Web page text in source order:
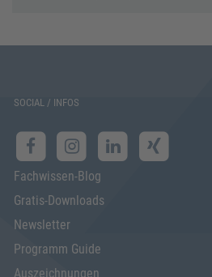
SOCIAL / INFOS
Fachwissen-Blog
Gratis-Downloads
Newsletter
Programm Guide
Auszeichnungen